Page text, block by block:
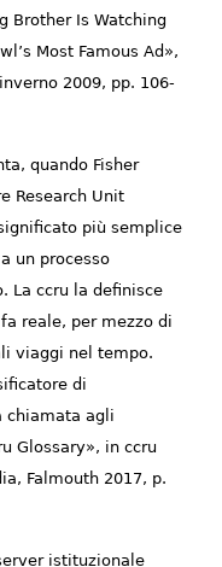
Brother Is Watching
Most Famous Ad»,
2009, pp. 106-
quando Fisher
Research Unit
più semplice
un processo
La ccru la definisce
reale, per mezzo di
viaggi nel tempo.
di
chiamata agli
Glossary», in ccru
Falmouth 2017, p.
istituzionale